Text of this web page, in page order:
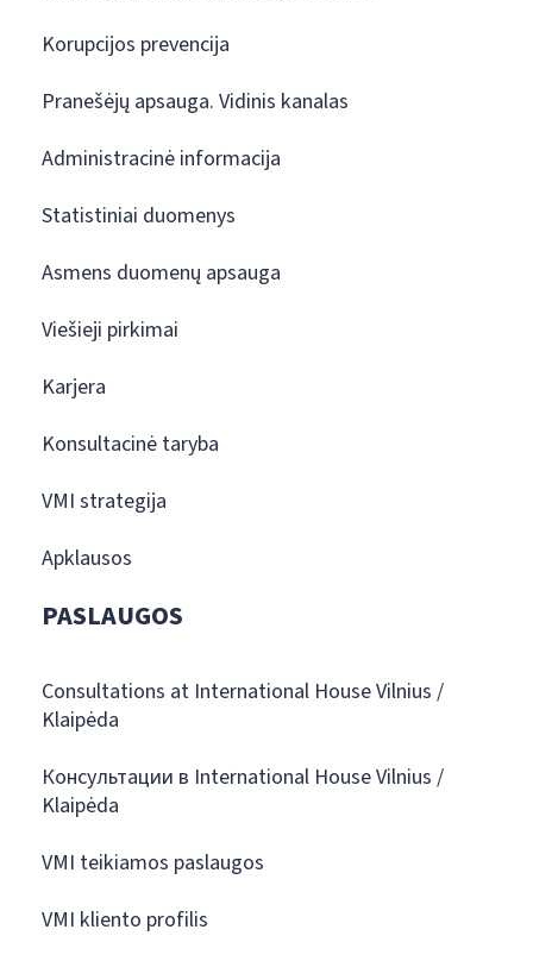
Korupcijos prevencija
Pranešėjų apsauga. Vidinis kanalas
Administracinė informacija
Statistiniai duomenys
Asmens duomenų apsauga
Viešieji pirkimai
Karjera
Konsultacinė taryba
VMI strategija
Apklausos
PASLAUGOS
Consultations at International House Vilnius /
Klaipėda
Консультации в International House Vilnius /
Klaipėda
VMI teikiamos paslaugos
VMI kliento profilis